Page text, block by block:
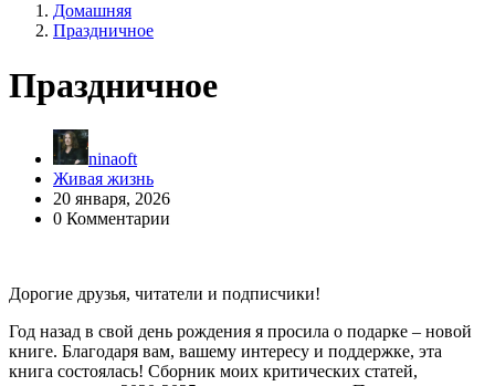
Домашняя
Праздничное
Праздничное
ninaoft
Живая жизнь
20 января, 2026
0 Комментарии
Дорогие друзья, читатели и подписчики!
Год назад в свой день рождения я просила о подарке – новой
книге. Благодаря вам, вашему интересу и поддержке, эта
книга состоялась! Сборник моих критических статей,